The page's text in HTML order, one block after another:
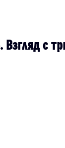
Взгляд с